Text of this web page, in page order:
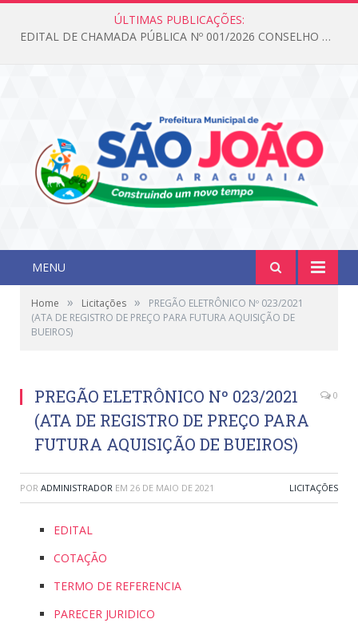
ÚLTIMAS PUBLICAÇÕES:
EDITAL DE CHAMADA PÚBLICA Nº 001/2026 CONSELHO DOS DIREITOS DA CRIANÇA E DO ADOLESCENTE
MENU
Home » Licitações »
PREGÃO ELETRÔNICO Nº 023/2021
(ATA DE REGISTRO DE PREÇO PARA FUTURA AQUISIÇÃO DE
BUEIROS)
PREGÃO ELETRÔNICO Nº 023/2021
(ATA DE REGISTRO DE PREÇO PARA
FUTURA AQUISIÇÃO DE BUEIROS)
0
POR ADMINISTRADOR EM 26 DE MAIO DE 2021 LICITAÇÕES
EDITAL
COTAÇÃO
TERMO DE REFERENCIA
PARECER JURIDICO